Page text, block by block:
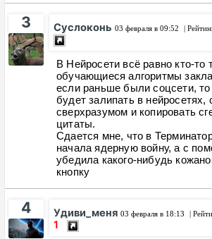
3 Суслоконь 03 февраля в 09:52 |
В Нейросети всё равно кто-то
обучающиеся алгоритмы
если раньше были соцсети, то
будет залипать в нейросетях,
сверхразумом и копировать
цитаты.
Сдается мне, что в
начала ядерную войну, а с
убедила какого-нибудь
кнопку
4 Удиви_меня 03 февраля в 18:13 |
1